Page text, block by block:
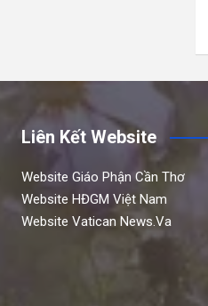
Liên Kết Website
Website Giáo Phận Cần Thơ
Website HĐGM Việt Nam
Website Vatican News.Va